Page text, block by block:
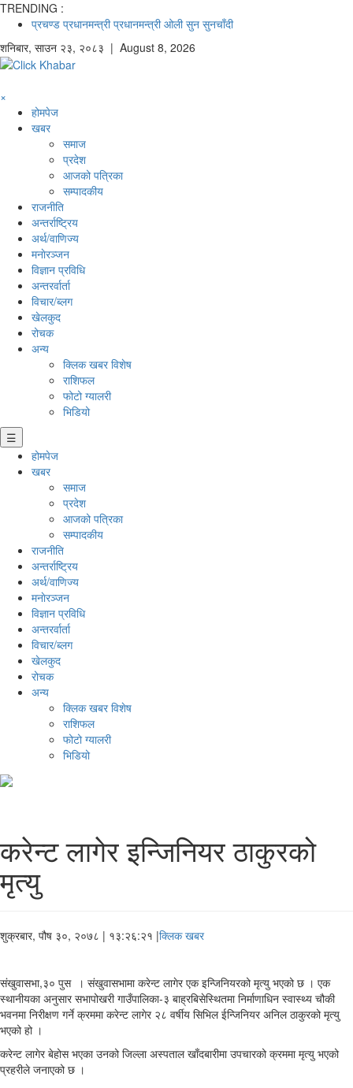
TRENDING :
प्रचण्ड प्रधानमन्त्री प्रधानमन्त्री ओली सुन सुनचाँदी
शनिबार, साउन २३, २०८३ | August 8, 2026
×
होमपेज
खबर
समाज
प्रदेश
आजको पत्रिका
सम्पादकीय
राजनीति
अन्तर्राष्ट्रिय
अर्थ/वाणिज्य
मनाेरञ्जन
विज्ञान प्रविधि
अन्तरर्वार्ता
विचार/ब्लग
खेलकुद
रोचक
अन्य
क्लिक खबर विशेष
राशिफल
फोटो ग्यालरी
भिडियो
☰
होमपेज
खबर
समाज
प्रदेश
आजको पत्रिका
सम्पादकीय
राजनीति
अन्तर्राष्ट्रिय
अर्थ/वाणिज्य
मनाेरञ्जन
विज्ञान प्रविधि
अन्तरर्वार्ता
विचार/ब्लग
खेलकुद
रोचक
अन्य
क्लिक खबर विशेष
राशिफल
फोटो ग्यालरी
भिडियो
करेन्ट लागेर इन्जिनियर ठाकुरको
मृत्यु
शुक्रबार, पौष ३०, २०७८ | १३:२६:२१ |क्लिक खबर
संखुवासभा,३० पुस । संखुवासभामा करेन्ट लागेर एक इन्जिनियरको मृत्यु भएको छ । एक
स्थानीयका अनुसार सभापोखरी गाउँपालिका-३ बाह्रबिसेस्थितमा निर्माणाधिन स्वास्थ्य चौकी
भवनमा निरीक्षण गर्ने क्रममा करेन्ट लागेर २८ वर्षीय सिभिल ईन्जिनियर अनिल ठाकुरको मृत्यु
भएको हो ।
करेन्ट लागेर बेहोस भएका उनको जिल्ला अस्पताल खाँदबारीमा उपचारको क्रममा मृत्यु भएको
प्रहरीले जनाएको छ ।